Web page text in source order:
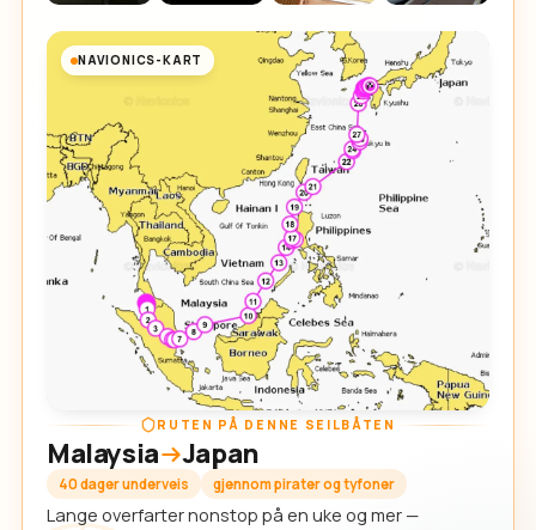
NAVIONICS-KART
RUTEN PÅ DENNE SEILBÅTEN
Malaysia Japan
40 dager underveis gjennom pirater og tyfoner
Lange overfarter nonstop på en uke og mer —